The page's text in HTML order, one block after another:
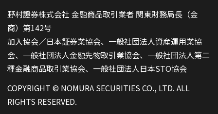
野村證券株式会社 金融商品取引業者 関東財務局長（金
商）第142号
加入協会／日本証券業協会、一般社団法人資産運用業協
会、一般社団法人金融先物取引業協会、一般社団法人第二
種金融商品取引業協会、一般社団法人日本STO協会
COPYRIGHT © NOMURA SECURITIES CO., LTD. ALL
RIGHTS RESERVED.